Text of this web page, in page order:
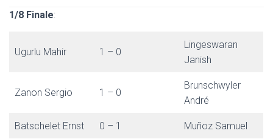
1/8 Finale:
Ugurlu Mahir 1 – 0
Lingeswaran
Janish
Zanon Sergio 1 – 0
Brunschwyler
André
Batschelet Ernst 0 – 1 Muñoz Samuel